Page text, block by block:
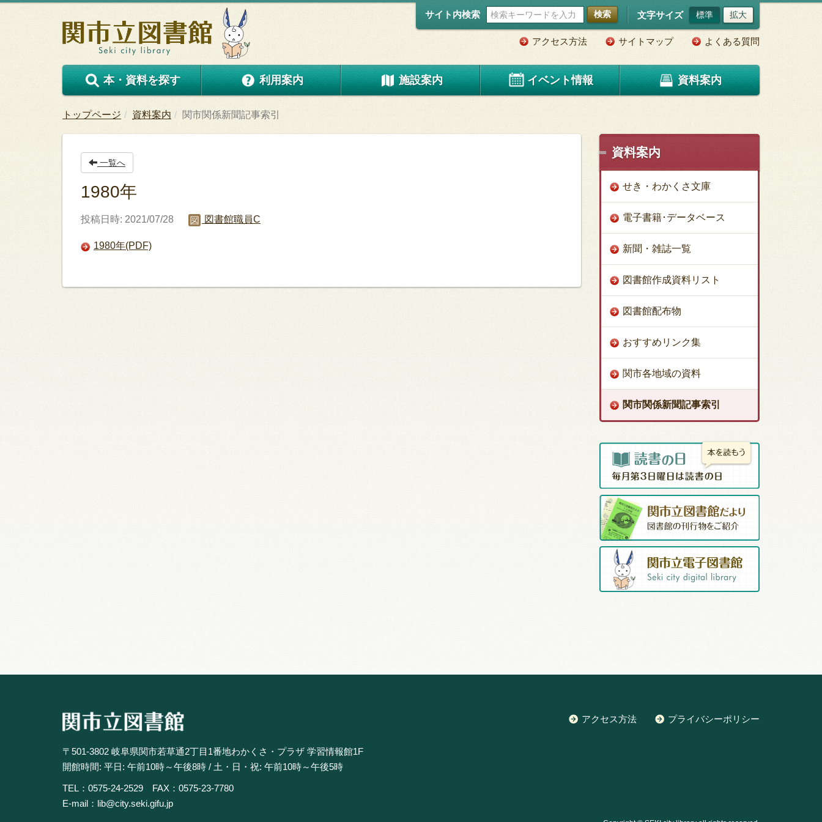
サイト内検索 検索 文字サイズ 標準 拡大
アクセス方法 サイトマップ よくある質問
本・資料を探す 利用案内 施設案内 イベント情報 資料案内
トップページ 資料案内 関市関係新聞記事索引
一覧へ
1980年
投稿日時: 2021/07/28 図書館職員C
1980年(PDF)
資料案内
せき・わかくさ文庫
電子書籍･データベース
新聞・雑誌一覧
図書館作成資料リスト
図書館配布物
おすすめリンク集
関市各地域の資料
関市関係新聞記事索引
〒501-3802 岐阜県関市若草通2丁目1番地わかくさ・プラザ 学習情報館1F
開館時間: 平日: 午前10時～午後8時 / 土・日・祝: 午前10時～午後5時
TEL：0575-24-2529 FAX：0575-23-7780
E-mail：lib@city.seki.gifu.jp
アクセス方法 プライバシーポリシー